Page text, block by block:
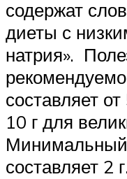
содержат
диеты с
натрия».
составляет
10 г для
составляет 2